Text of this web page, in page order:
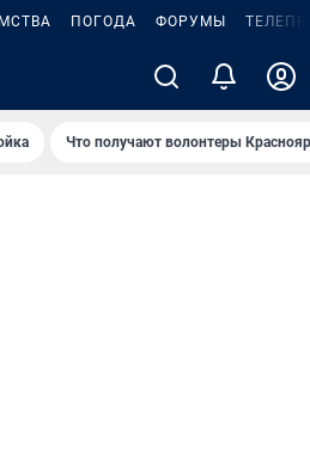
ПОГОДА ФОРУМЫ
Что получают волонтеры